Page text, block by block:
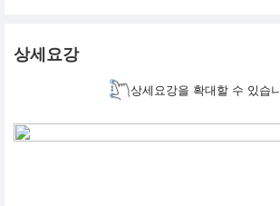
상세요강
상세요강을 확대할 수 있습